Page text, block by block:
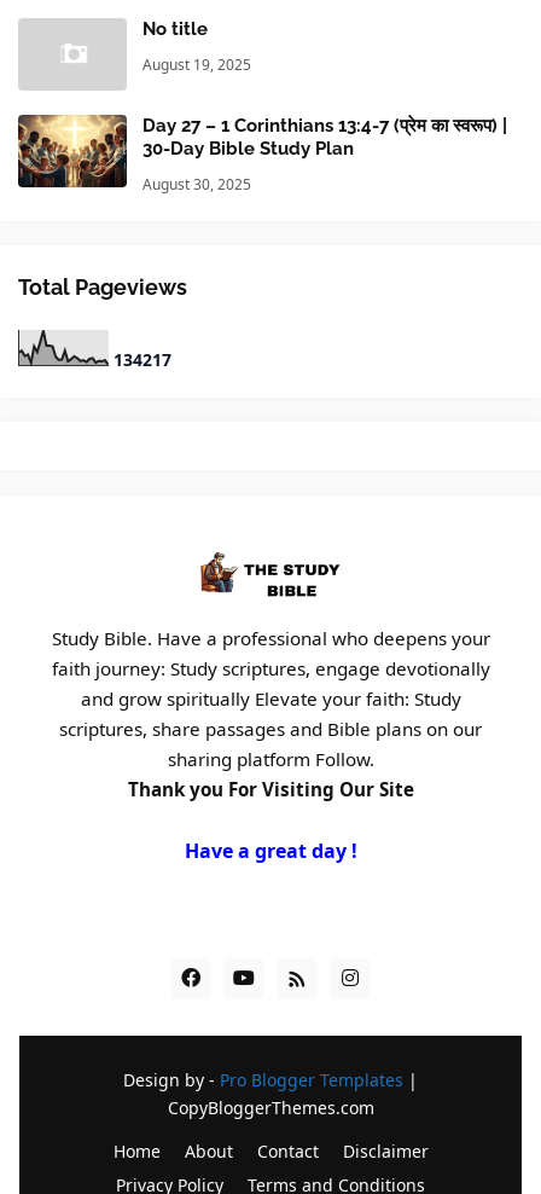
No title
August 19, 2025
Day 27 – 1 Corinthians 13:4-7 (प्रेम का स्वरूप) |
30-Day Bible Study Plan
August 30, 2025
Total Pageviews
134217
Study Bible. Have a professional who deepens your
faith journey: Study scriptures, engage devotionally
and grow spiritually Elevate your faith: Study
scriptures, share passages and Bible plans on our
sharing platform Follow.
Thank you For Visiting Our Site
Have a great day !
Design by - Pro Blogger Templates |
CopyBloggerThemes.com
Home
About Contact
Disclaimer
Privacy Policy
Terms and Conditions